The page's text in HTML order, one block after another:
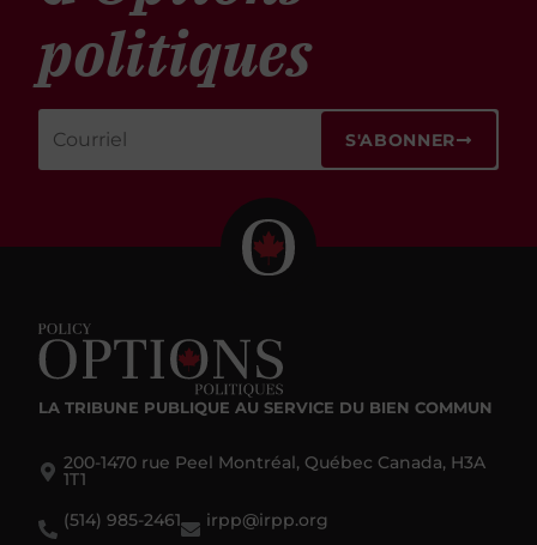
politiques
S'ABONNER
LA TRIBUNE PUBLIQUE AU SERVICE DU BIEN COMMUN
200-1470 rue Peel Montréal, Québec Canada, H3A
1T1
(514) 985-2461
irpp@irpp.org